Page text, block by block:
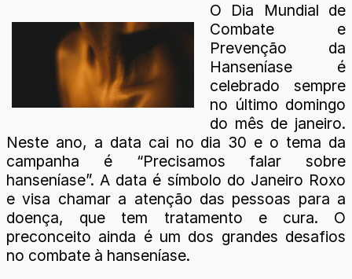
O Dia Mundial de
Combate e
Prevenção da
Hanseníase é
celebrado sempre
no último domingo
do mês de janeiro.
Neste ano, a data cai no dia 30 e o tema da
campanha é “Precisamos falar sobre
hanseníase”. A data é símbolo do Janeiro Roxo
e visa chamar a atenção das pessoas para a
doença, que tem tratamento e cura. O
preconceito ainda é um dos grandes desafios
no combate à hanseníase.